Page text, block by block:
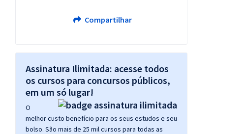
Compartilhar
Assinatura Ilimitada: acesse todos
os cursos para concursos públicos,
em um só lugar!
O
melhor custo benefício para os seus estudos e seu
bolso. São mais de 25 mil cursos para todas as